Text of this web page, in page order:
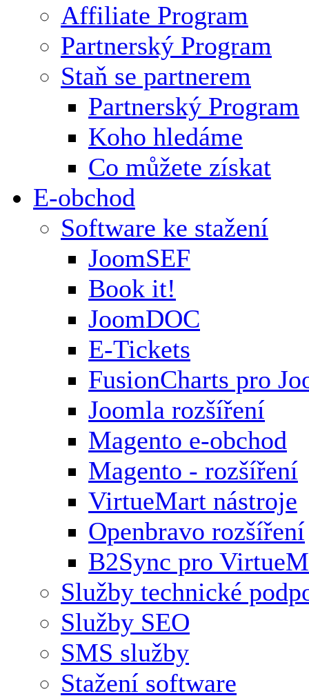
Affiliate Program
Partnerský Program
Staň se partnerem
Partnerský Program
Koho hledáme
Co můžete získat
E-obchod
Software ke stažení
JoomSEF
Book it!
JoomDOC
E-Tickets
FusionCharts pro
Joomla rozšíření
Magento e-obchod
Magento - rozšíření
VirtueMart nástroje
Openbravo rozšíření
B2Sync pro
Služby technické
Služby SEO
SMS služby
Stažení software